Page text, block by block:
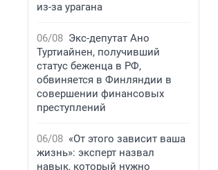
из-за урагана
06/08 Экс-депутат Ано
Туртиайнен, получивший
статус беженца в РФ,
обвиняется в Финляндии в
совершении финансовых
преступлений
06/08 «От этого зависит ваша
жизнь»: эксперт назвал
навык, который нужно